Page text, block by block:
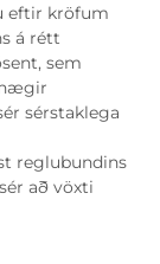
eftir kröfum
á rétt
sem
sérstaklega
reglubundins
að vöxti